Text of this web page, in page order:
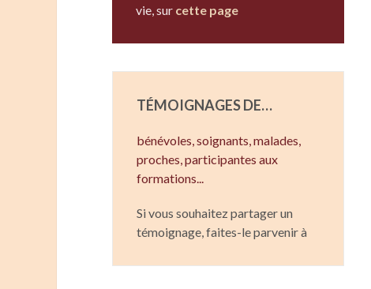
vie, sur cette page
TÉMOIGNAGES DE…
bénévoles, soignants,malades,
proches,participantes aux
formations...
Si vous souhaitez partager un
témoignage, faites-le parvenir à